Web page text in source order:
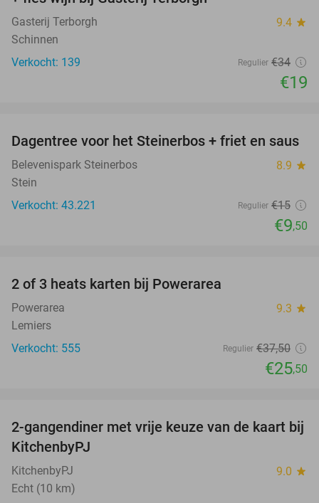
Gasterij Terborgh 9.4 star
Schinnen
Verkocht: 139
Regulier €34
€19
37%
Dagentree voor het Steinerbos + friet en saus
Belevenispark Steinerbos 8.9 star
Stein
Verkocht: 43.221
Regulier €15
€9,50
2 of 3 heats karten bij Powerarea
Powerarea 9.3 star
Lemiers
Verkocht: 555
Regulier €37,50
€25,50
23%
2-gangendiner met vrije keuze van de kaart bij
KitchenbyPJ
KitchenbyPJ 9.0 star
Echt (10 km)